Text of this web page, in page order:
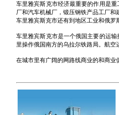
车里雅宾斯克市经济最重要的作用是
厂和汽车机械厂，锻压钢铁产品工厂和
车里雅宾斯克市还有到地区工业和俄罗
车里雅宾斯克市是一个俄国主要的运
里操作俄国南方的乌拉尔铁路局。航空
在城市里有广阔的网路线商业的和商业